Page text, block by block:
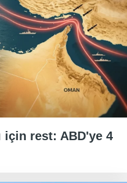
için rest: ABD'ye 4